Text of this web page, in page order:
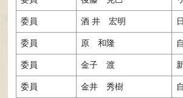
委員 酒 井 宏明
委員 原 和隆
委員 金子 渡
委員 金井 秀樹